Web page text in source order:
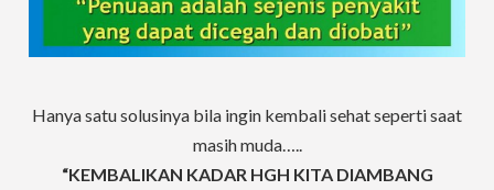
Hanya satu solusinya bila ingin kembali sehat seperti saat
masih muda…..
“KEMBALIKAN KADAR HGH KITA DIAMBANG